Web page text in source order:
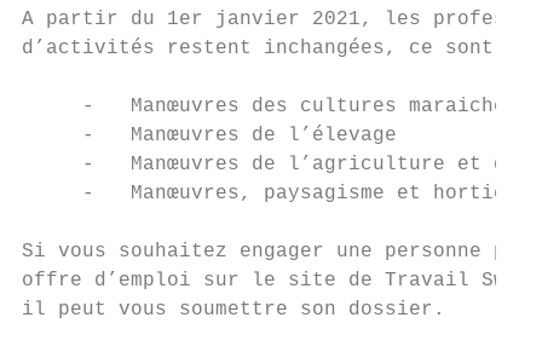
A partir du 1er janvier 2021, les
d’activités restent inchangées, ce sont :
-   Manœuvres des cultures
     -   Manœuvres de l’élevage
-   Manœuvres de l’agriculture et de
-   Manœuvres, paysagisme et
Si vous souhaitez engager une personne
offre d’emploi sur le site de Travail Swiss.
il peut vous soumettre son dossier.